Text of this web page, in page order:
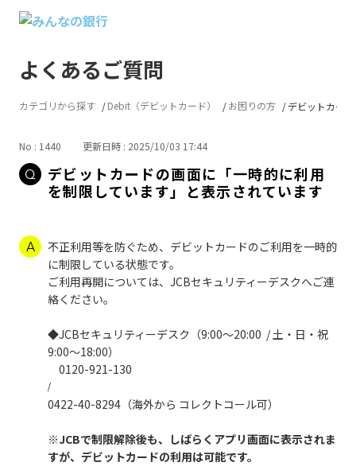
よくあるご質問
カテゴリから探す Debit（デビットカード） お困りの方 デビットカー
No : 1440 更新日時 : 2025/10/03 17:44
デビットカードの画面に「一時的に利用
を制限しています」と表示されています
不正利用等を防ぐため、デビットカードのご利用を一時的
に制限している状態です。
ご利用再開については、JCBセキュリティーデスクへご連
絡ください。
◆JCBセキュリティーデスク（9:00～20:00 / 土・日・祝
9:00～18:00）
0120-921-130
/
0422-40-8294（海外から コレクトコール可）
※JCBで制限解除後も、しばらくアプリ画面に表示されま
すが、デビットカードの利用は可能です。